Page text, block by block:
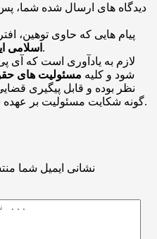
دیدگاه های ارسال شده شما،
پیام هایی که حاوی توهین،
اسلامی باشد منتشر نخواهد شد.
لازم به یادآوری است که
شود و کلیه مسئولیت های
نظر بوده و قابل پیگیری
گونه شکایت مسئولیت بر عهده شخص نظر دهنده خواهد بود.
نشانی ایمیل شما